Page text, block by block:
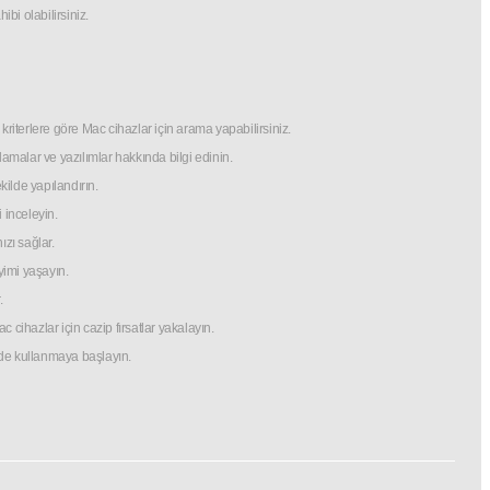
olabilirsiniz.
kriterlere göre Mac cihazlar için arama yapabilirsiniz.
ve yazılımlar hakkında bilgi edinin.
yapılandırın.
inceleyin.
sağlar.
yaşayın.
cihazlar için cazip fırsatlar yakalayın.
kullanmaya başlayın.